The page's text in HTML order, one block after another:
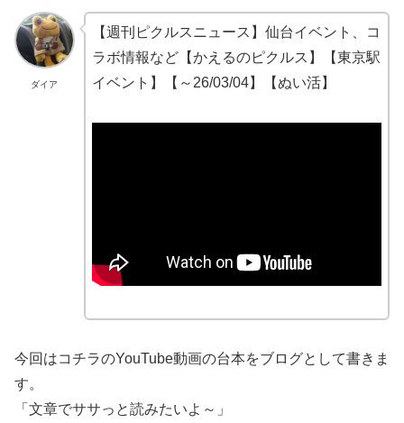
ダイア
【週刊ピクルスニュース】仙台イベント、コ
ラボ情報など【かえるのピクルス】【東京駅
イベント】【～26/03/04】【ぬい活】
今回はコチラのYouTube動画の台本をブログとして書きま
す。
「文章でササっと読みたいよ～」